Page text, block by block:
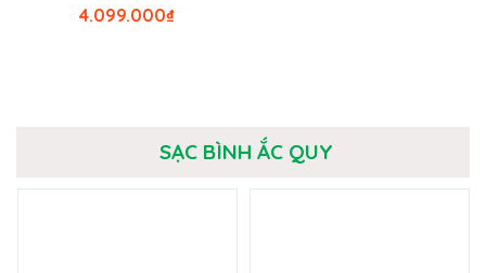
₫
4.099.000
SẠC BÌNH ẮC QUY